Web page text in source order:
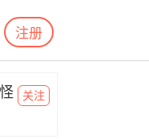
注册
关注